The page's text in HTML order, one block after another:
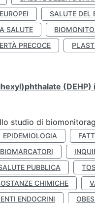
SALUTE DEL
SALUTE
PRECOCE
(DEHP)
studio di
EPIDEMIOLOGIA
BIOMARCATORI
PUBBLICA
CHIMICHE
ENDOCRINI